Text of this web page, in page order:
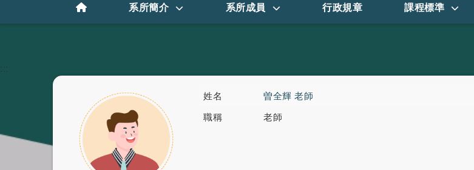
首頁 系所簡介 系所成員 行政規章 課程標準
:::
姓名 曽全輝 老師
職稱 老師